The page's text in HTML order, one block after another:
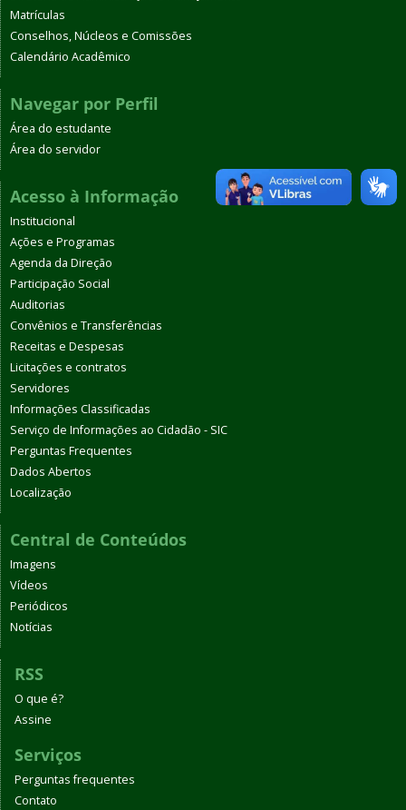
Matrículas
Conselhos, Núcleos e Comissões
Calendário Acadêmico
Navegar por Perfil
Área do estudante
Área do servidor
Acesso à Informação
Institucional
Ações e Programas
Agenda da Direção
Participação Social
Auditorias
Convênios e Transferências
Receitas e Despesas
Licitações e contratos
Servidores
Informações Classificadas
Serviço de Informações ao Cidadão - SIC
Perguntas Frequentes
Dados Abertos
Localização
Central de Conteúdos
Imagens
Vídeos
Periódicos
Notícias
RSS
O que é?
Assine
Serviços
Perguntas frequentes
Contato